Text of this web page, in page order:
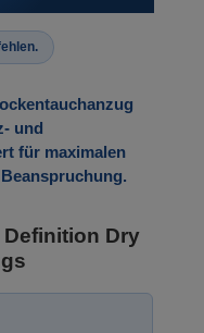
und
für maximalen
Dry